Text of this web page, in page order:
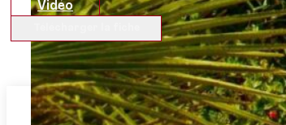
Vidéo